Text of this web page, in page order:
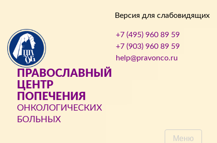
Версия для слабовидящих
ПРАВОСЛАВНЫЙ
ЦЕНТР
ПОПЕЧЕНИЯ
ОНКОЛОГИЧЕСКИХ
БОЛЬНЫХ
+7 (495) 960 89 59
+7 (903) 960 89 59
help@pravonco.ru
Меню